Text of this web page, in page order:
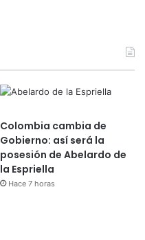
Colombia cambia de
Gobierno: así será la
posesión de Abelardo de
la Espriella
Hace 7 horas